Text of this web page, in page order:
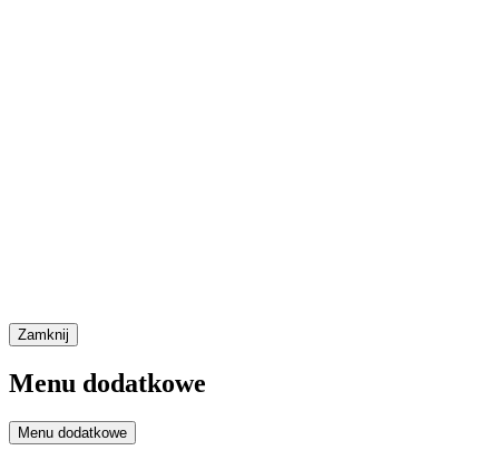
Zamknij
Menu dodatkowe
Menu dodatkowe